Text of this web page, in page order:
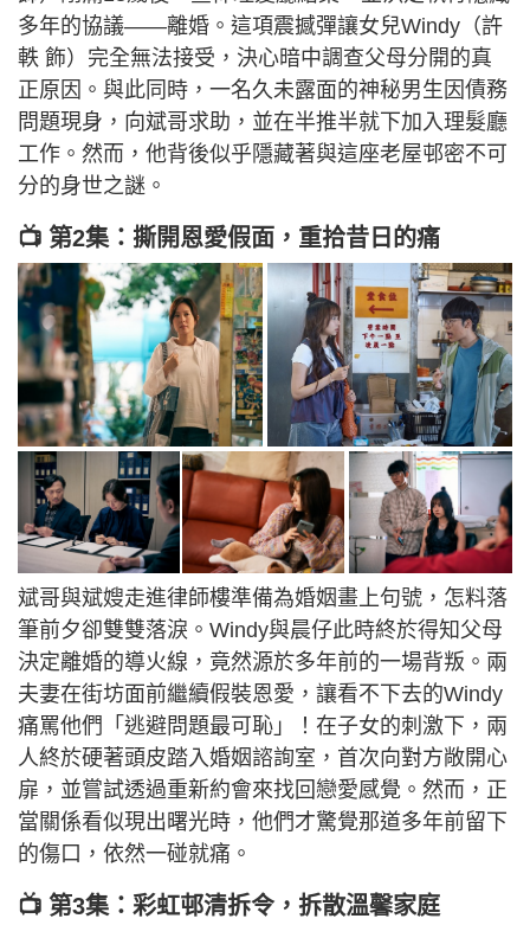
多年的協議——離婚。這項震撼彈讓女兒Windy（許
軼 飾）完全無法接受，決心暗中調查父母分開的真
正原因。與此同時，一名久未露面的神秘男生因債務
問題現身，向斌哥求助，並在半推半就下加入理髮廳
工作。然而，他背後似乎隱藏著與這座老屋邨密不可
分的身世之謎。
📺 第2集：撕開恩愛假面，重拾昔日的痛
斌哥與斌嫂走進律師樓準備為婚姻畫上句號，怎料落
筆前夕卻雙雙落淚。Windy與晨仔此時終於得知父母
決定離婚的導火線，竟然源於多年前的一場背叛。兩
夫妻在街坊面前繼續假裝恩愛，讓看不下去的Windy
痛罵他們「逃避問題最可恥」！在子女的刺激下，兩
人終於硬著頭皮踏入婚姻諮詢室，首次向對方敞開心
扉，並嘗試透過重新約會來找回戀愛感覺。然而，正
當關係看似現出曙光時，他們才驚覺那道多年前留下
的傷口，依然一碰就痛。
📺 第3集：彩虹邨清拆令，拆散溫馨家庭